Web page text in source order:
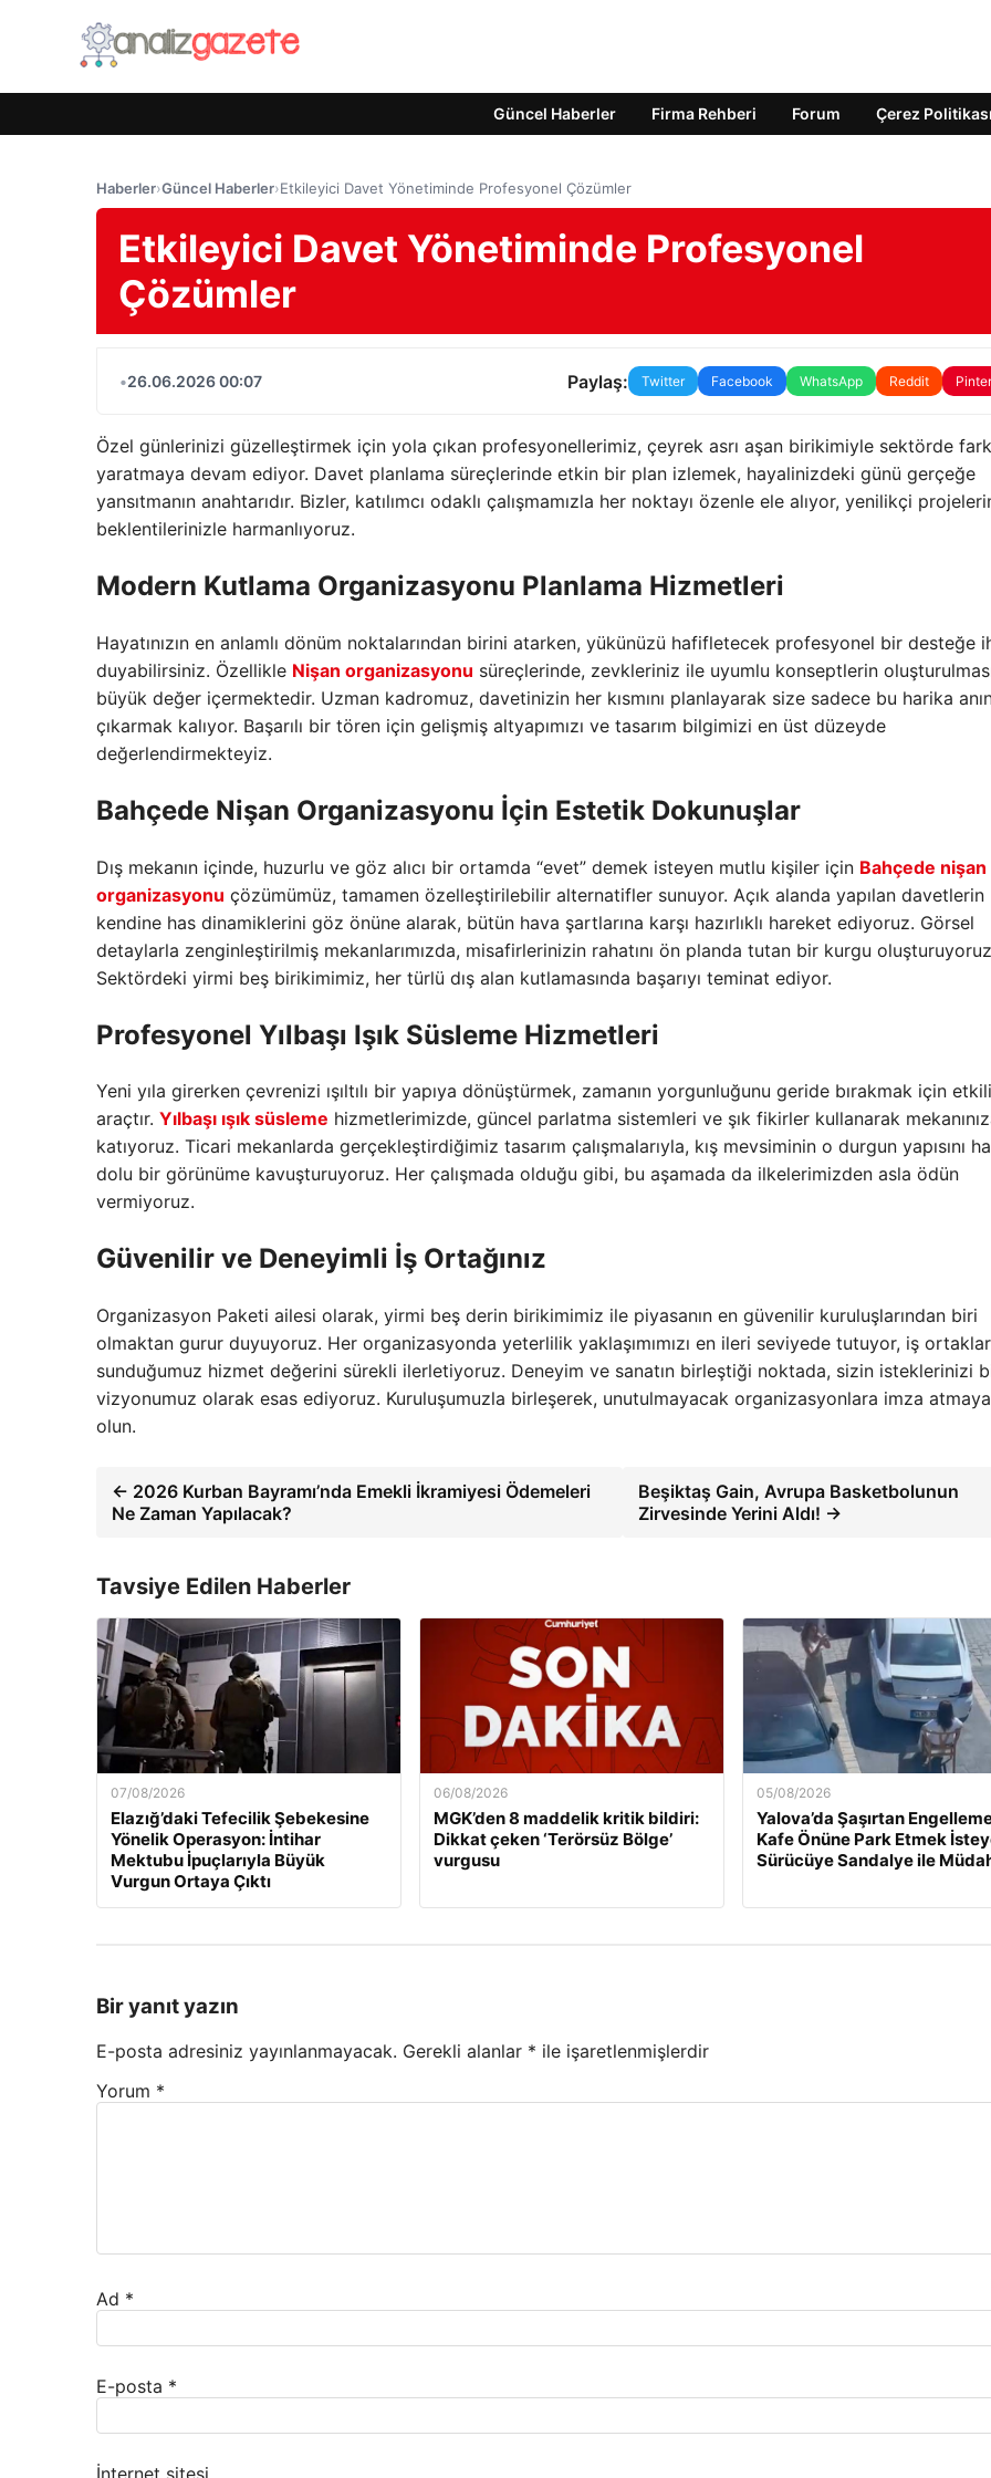
Güncel Haberler Firma Rehberi Forum Çerez Politikası
Haberler›Güncel Haberler›Etkileyici Davet Yönetiminde Profesyonel Çözümler
Etkileyici Davet Yönetiminde Profesyonel
Çözümler
•26.06.2026 00:07 Paylaş: Twitter Facebook WhatsApp Reddit
Özel günlerinizi güzelleştirmek için yola çıkan profesyonellerimiz, çeyrek asrı aşan birikimiyle sektörde fark
yaratmaya devam ediyor. Davet planlama süreçlerinde etkin bir plan izlemek, hayalinizdeki günü gerçeğe
yansıtmanın anahtarıdır. Bizler, katılımcı odaklı çalışmamızla her noktayı özenle ele alıyor, yenilikçi
beklentilerinizle harmanlıyoruz.
Modern Kutlama Organizasyonu Planlama Hizmetleri
Hayatınızın en anlamlı dönüm noktalarından birini atarken, yükünüzü hafifletecek profesyonel bir desteğe
duyabilirsiniz. Özellikle Nişan organizasyonu süreçlerinde, zevkleriniz ile uyumlu konseptlerin
büyük değer içermektedir. Uzman kadromuz, davetinizin her kısmını planlayarak size sadece bu harika anın
çıkarmak kalıyor. Başarılı bir tören için gelişmiş altyapımızı ve tasarım bilgimizi en üst düzeyde
değerlendirmekteyiz.
Bahçede Nişan Organizasyonu İçin Estetik Dokunuşlar
Dış mekanın içinde, huzurlu ve göz alıcı bir ortamda “evet” demek isteyen mutlu kişiler için Bahçede nişan
organizasyonu çözümümüz, tamamen özelleştirilebilir alternatifler sunuyor. Açık alanda yapılan davetlerin
kendine has dinamiklerini göz önüne alarak, bütün hava şartlarına karşı hazırlıklı hareket ediyoruz. Görsel
detaylarla zenginleştirilmiş mekanlarımızda, misafirlerinizin rahatını ön planda tutan bir kurgu
Sektördeki yirmi beş birikimimiz, her türlü dış alan kutlamasında başarıyı teminat ediyor.
Profesyonel Yılbaşı Işık Süsleme Hizmetleri
Yeni yıla girerken çevrenizi ışıltılı bir yapıya dönüştürmek, zamanın yorgunluğunu geride bırakmak için
araçtır. Yılbaşı ışık süsleme hizmetlerimizde, güncel parlatma sistemleri ve şık fikirler kullanarak
katıyoruz. Ticari mekanlarda gerçekleştirdiğimiz tasarım çalışmalarıyla, kış mevsiminin o durgun yapısını
dolu bir görünüme kavuşturuyoruz. Her çalışmada olduğu gibi, bu aşamada da ilkelerimizden asla ödün
vermiyoruz.
Güvenilir ve Deneyimli İş Ortağınız
Organizasyon Paketi ailesi olarak, yirmi beş derin birikimimiz ile piyasanın en güvenilir kuruluşlarından biri
olmaktan gurur duyuyoruz. Her organizasyonda yeterlilik yaklaşımımızı en ileri seviyede tutuyor, iş
sunduğumuz hizmet değerini sürekli ilerletiyoruz. Deneyim ve sanatın birleştiği noktada, sizin isteklerinizi
vizyonumuz olarak esas ediyoruz. Kuruluşumuzla birleşerek, unutulmayacak organizasyonlara imza atmaya
olun.
← 2026 Kurban Bayramı’nda Emekli İkramiyesi Ödemeleri
Ne Zaman Yapılacak?
Beşiktaş Gain, Avrupa Basketbolunun
Zirvesinde Yerini Aldı! →
Tavsiye Edilen Haberler
07/08/2026
Elazığ’daki Tefecilik Şebekesine
Yönelik Operasyon: İntihar
Mektubu İpuçlarıyla Büyük
Vurgun Ortaya Çıktı
06/08/2026
MGK’den 8 maddelik kritik bildiri:
Dikkat çeken ‘Terörsüz Bölge’
vurgusu
05/08/2026
Yalova’da Şaşırtan
Kafe Önüne Park Etmek
Sürücüye Sandalye ile
Bir yanıt yazın
E-posta adresiniz yayınlanmayacak. Gerekli alanlar * ile işaretlenmişlerdir
Yorum *
Ad *
E-posta *
İnternet sitesi